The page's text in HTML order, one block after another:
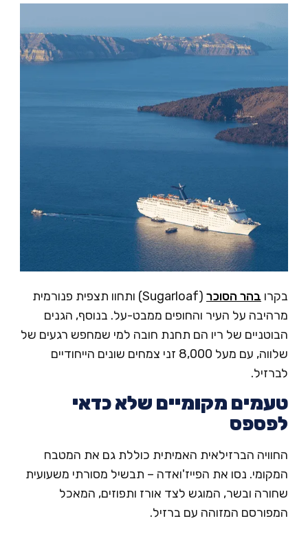
בהר הסוכר
(Sugarloaf) ותחוו תצפית פנורמית
על העיר והחופים ממבט-על. בנוסף, הגנים
של ריו הם תחנת חובה למי שמחפש רגעים של
שלווה, עם מעל 8,000 זני צמחים שונים הייחודיים
מקומיים שלא כדאי
הברזילאית האמיתית כוללת גם את המטבח
נסו את הפייז'ואדה – תבשיל מסורתי משעועית
ובשר, המוגש לצד אורז ותפוזים, המאכל
המזוהה עם ברזיל.